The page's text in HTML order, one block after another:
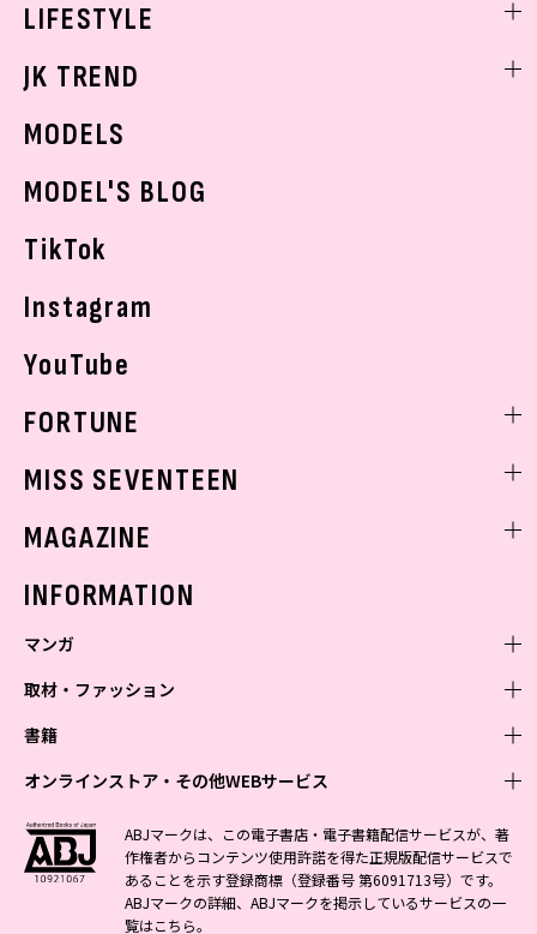
ボディケア
学校ヘアメイク
K-POP
LIFESTYLE
モデルの購入品
おでかけ
JK TREND
MODELS
MODEL'S BLOG
TikTok
Instagram
YouTube
FORTUNE
MISS SEVENTEEN
MAGAZINE
INFORMATION
マンガ
少年マンガ
Vジャンプ
最強ジャンプ
少年ジャンプ+
ジャンプTOON
青年マンガ
ZEBRACK
S-MANGA
集英社ジャンプリミックス
少女マンガ
ZEBRACK
S-MANGA
集英社コミック文庫
女性マンガ
ジャンプTOON
取材・ファッション
ファッション・美容
BAILA
MAQUIA
芸能・情報・スポーツ
週プレNEWS
週プレ グラジャパ!
書籍
文芸・文庫・総合
小説すばる
集英社 文芸ステーション
web 集英社文庫
学芸・ノンフィクション・新書
1日5分で、明日は変わる よみタイ yomitai
集英社学芸部 - 学芸・ノンフィクション
ライトノベル・ノベライズ
集英社オレンジ文庫
オンラインストア・その他WEBサービス
オンラインストア
OTO
SHUEISHA MANGA-ART HERITAGE
その他WEBサービス
集英社アドナビ
ABJマークは、この電子書店・電子書籍配信サービスが、著
作権者からコンテンツ使用許諾を得た正規版配信サービスで
あることを示す登録商標（登録番号 第6091713号）です。
ABJマークの詳細、ABJマークを掲示しているサービスの一
覧はこちら。